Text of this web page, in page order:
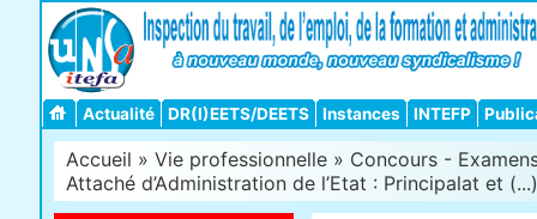
Actualité DR(I)EETS/DEETS Instances INTEFP
Accueil » Vie professionnelle » Concours -
Attaché d’Administration de l’Etat : Principalat et (...)